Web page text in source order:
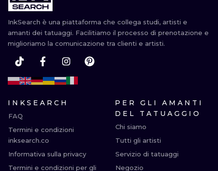
InkSearch è una piattaforma che collega studi, artisti e
amanti dei tatuaggi. Facilitiamo il processo di prenotazione e
miglioriamo la comunicazione tra clienti e artisti.
INKSEARCH
FAQ
Termini e condizioni
inksearch.co
Informativa sulla privacy
Termini e condizioni per gli
PER GLI AMANTI
DEL TATUAGGIO
Chi siamo
Tutti gli artisti
Servizio di tatuaggi
Negozio